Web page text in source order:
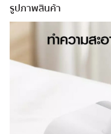
รูปภาพสินค้า